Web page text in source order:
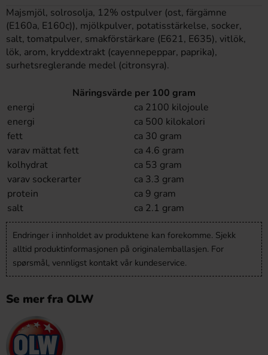
Majsmjöl, solrosolja, 12% ostpulver (ost, färgämne
(E160a, E160c)), mjölkpulver, potatisstärkelse, socker,
salt, tomatpulver, smakförstärkare (E621, E635), vitlök,
lök, arom, kryddextrakt (cayennepeppar, paprika),
surhetsreglerande medel (citronsyra).
Näringsvärde per 100 gram
energi
ca 2100 kilojoule
energi
ca 500 kilokalori
fett
ca 30 gram
varav mättat fett
ca 4.6 gram
kolhydrat
ca 53 gram
varav sockerarter
ca 3.3 gram
protein
ca 9 gram
salt
ca 2.1 gram
Endringer i innholdet av produktene kan forekomme. Sjekk
alltid produktinformasjonen på originalemballasjen. For
spørsmål, vennligst kontakt vår kundeservice.
Se mer fra OLW